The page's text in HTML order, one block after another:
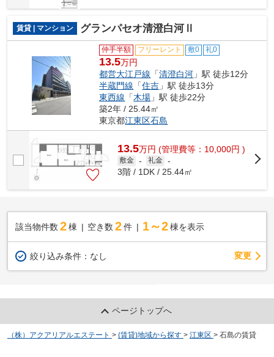
賃貸 | マンション グランパセオ清澄白河Ⅱ
仲手半額 フリーレント 敷0 礼0
13.5万円
都営大江戸線 「清澄白河 」駅 徒歩12分
半蔵門線 「住吉 」駅 徒歩13分
東西線 「木場 」駅 徒歩22分
築2年 / 25.44㎡
東京都江東区石島
13.5万円 (管理費等：10,000円 )
敷金 - 礼金 -
3階 / 1DK / 25.44㎡
該当物件数 2棟 空き数 2 件 1～2 棟を表示
絞り込み条件： なし 変更
ページトップへ
（株）アクアリアルエステート > (賃貸)地域から探す > 江東区 > 石島の賃貸